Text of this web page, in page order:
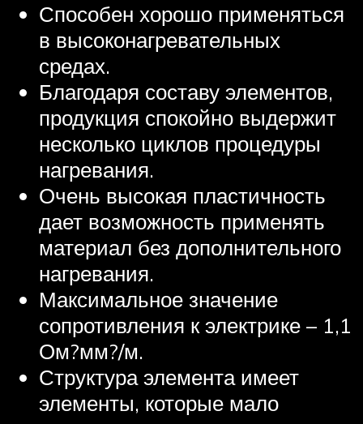
Способен хорошо применяться
в высоконагревательных
средах.
Благодаря составу элементов,
продукция спокойно выдержит
несколько циклов процедуры
нагревания.
Очень высокая пластичность
дает возможность применять
материал без дополнительного
нагревания.
Максимальное значение
сопротивления к электрике – 1,1
Ом?мм?/м.
Структура элемента имеет
элементы, которые мало